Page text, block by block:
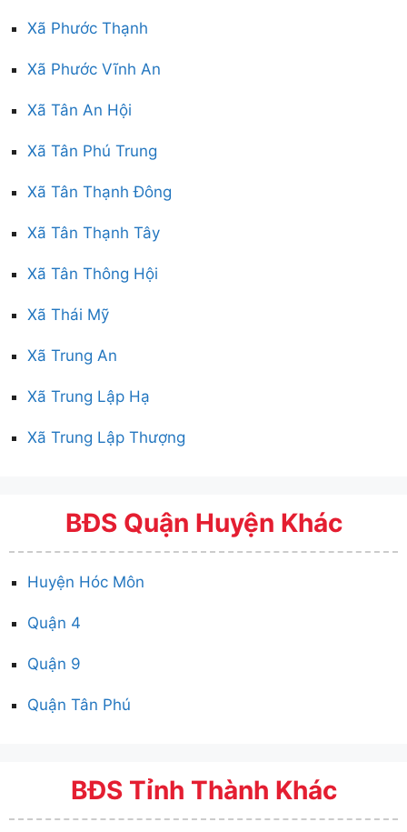
Xã Phước Thạnh
Xã Phước Vĩnh An
Xã Tân An Hội
Xã Tân Phú Trung
Xã Tân Thạnh Đông
Xã Tân Thạnh Tây
Xã Tân Thông Hội
Xã Thái Mỹ
Xã Trung An
Xã Trung Lập Hạ
Xã Trung Lập Thượng
BĐS Quận Huyện Khác
Huyện Hóc Môn
Quận 4
Quận 9
Quận Tân Phú
BĐS Tỉnh Thành Khác